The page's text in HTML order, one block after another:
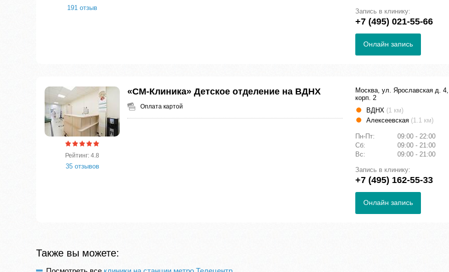
191 отзыв Запись в клинику:
+7 (495) 021-55-66
Онлайн запись
Рейтинг: 4.8
35 отзывов
«СМ-Клиника» Детское отделение на ВДНХ
Оплата картой
Москва, ул. Ярославская д. 4,
корп. 2
ВДНХ (1 км)
Алексеевская (1.1 км)
Пн-Пт:
09:00 - 22:00
Сб:
09:00 - 21:00
Вс:
09:00 - 21:00
Запись в клинику:
+7 (495) 162-55-33
Онлайн запись
Также вы можете: